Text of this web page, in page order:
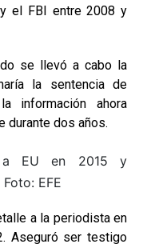
el FBI entre 2008 y
se llevó a cabo la
la sentencia de
información ahora
durante dos años.
a EU en 2015 y
EFE
a la periodista en
Aseguró ser testigo